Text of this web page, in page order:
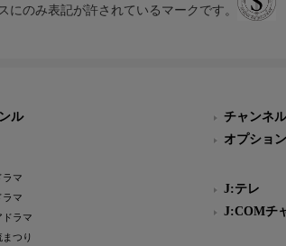
にのみ表記が許されているマークです。
ル
ラマ
ラマ
ドラマ
つり
チャンネ
オプショ
J:テレ
J:COMチ